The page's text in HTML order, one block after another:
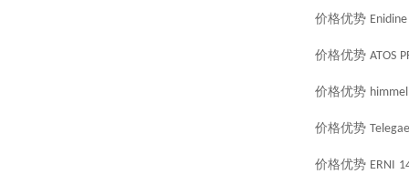
价格优势 Enidine
价格优势 ATOS
价格优势 himmel
价格优势
价格优势 ERNI